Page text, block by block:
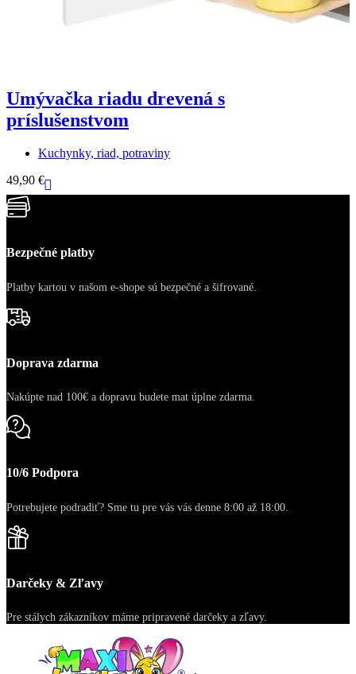
Umývačka riadu drevená s
príslušenstvom
Kuchynky, riad, potraviny
49,90 €
Bezpečné platby
Platby kartou v našom e-shope sú bezpečné a šifrované.
Doprava zdarma
Nakúpte nad 100€ a dopravu budete mat úplne zdarma.
10/6 Podpora
Potrebujete podradiť? Sme tu pre vás vás denne 8:00 až 18:00.
Darčeky & Zľavy
Pre stálych zákazníkov máme pripravené darčeky a zľavy.